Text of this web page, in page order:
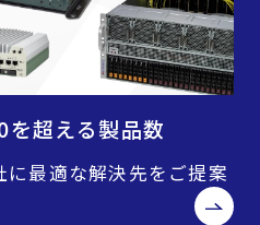
超える製品数
に最適な解決先をご提案